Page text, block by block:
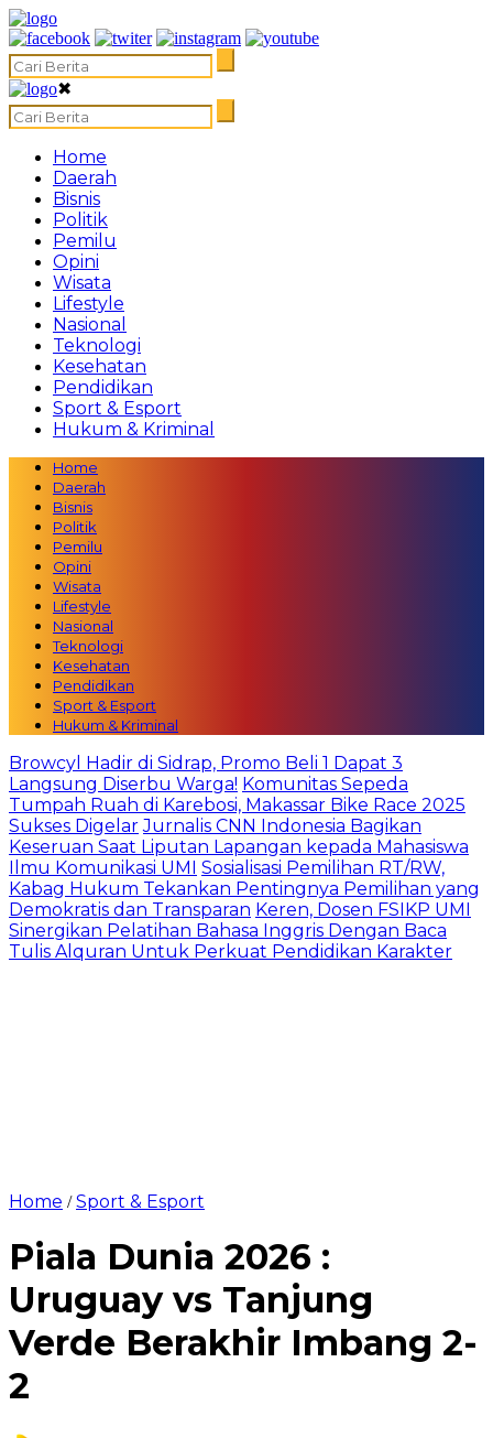
✖
Home
Daerah
Bisnis
Politik
Pemilu
Opini
Wisata
Lifestyle
Nasional
Teknologi
Kesehatan
Pendidikan
Sport & Esport
Hukum & Kriminal
Home
Daerah
Bisnis
Politik
Pemilu
Opini
Wisata
Lifestyle
Nasional
Teknologi
Kesehatan
Pendidikan
Sport & Esport
Hukum & Kriminal
Browcyl Hadir di Sidrap, Promo Beli 1 Dapat 3
Langsung Diserbu Warga! Komunitas Sepeda
Tumpah Ruah di Karebosi, Makassar Bike Race 2025
Sukses Digelar Jurnalis CNN Indonesia Bagikan
Keseruan Saat Liputan Lapangan kepada Mahasiswa
Ilmu Komunikasi UMI Sosialisasi Pemilihan RT/RW,
Kabag Hukum Tekankan Pentingnya Pemilihan yang
Demokratis dan Transparan Keren, Dosen FSIKP UMI
Sinergikan Pelatihan Bahasa Inggris Dengan Baca
Tulis Alquran Untuk Perkuat Pendidikan Karakter
Home /Sport & Esport
Piala Dunia 2026 :
Uruguay vs Tanjung
Verde Berakhir Imbang 2-
2